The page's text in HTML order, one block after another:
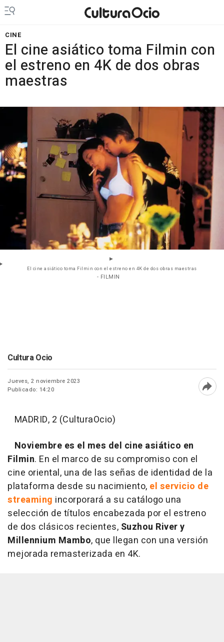
CINE
El cine asiático toma Filmin con
el estreno en 4K de dos obras
maestras
El cine asiático toma Filmin con el estreno en 4K de dos obras maestras
- FILMIN
Cultura Ocio
Jueves, 2 noviembre 2023
Publicado: 14:20
MADRID, 2 (CulturaOcio)
Noviembre es el mes del cine asiático en
Filmin. En el marco de su compromiso con el
cine oriental, una de las señas de identidad de la
plataforma desde su nacimiento, el servicio de
streaming incorporará a su catálogo una
selección de títulos encabezada por el estreno
de dos clásicos recientes, Suzhou River y
Millennium Mambo, que llegan con una versión
mejorada remasterizada en 4K.